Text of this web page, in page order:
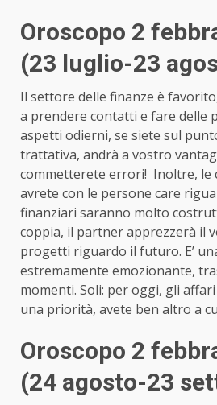
Oroscopo 2
(23 luglio-23
Il settore delle finanze è
a prendere contatti e fare delle
aspetti odierni, se siete sul
trattativa, andrà a vostro
commetterete errori! Inoltre, le
avrete con le persone care
finanziari saranno molto
coppia, il partner apprezzerà il
progetti riguardo il futuro. E’
estremamente emozionante,
momenti. Soli: per oggi, gli
una priorità, avete ben altro a
Oroscopo 2
(24 agosto-23